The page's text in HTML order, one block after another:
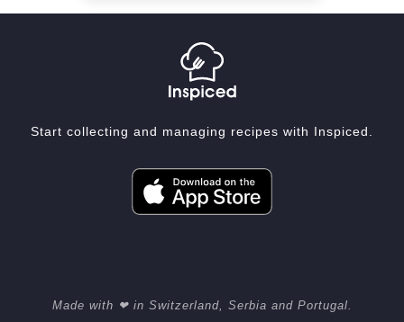
Start collecting and managing recipes with Inspiced.
Made with ❤ in Switzerland, Serbia and Portugal.